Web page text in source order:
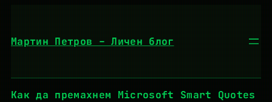
Мартин Петров – Личен блог
Как да премахнем Microsoft Smart Quotes